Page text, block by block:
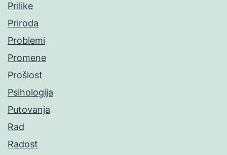
Prilike
Priroda
Problemi
Promene
Prošlost
Psihologija
Putovanja
Rad
Radost